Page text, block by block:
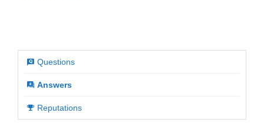
Questions
Answers
Reputations